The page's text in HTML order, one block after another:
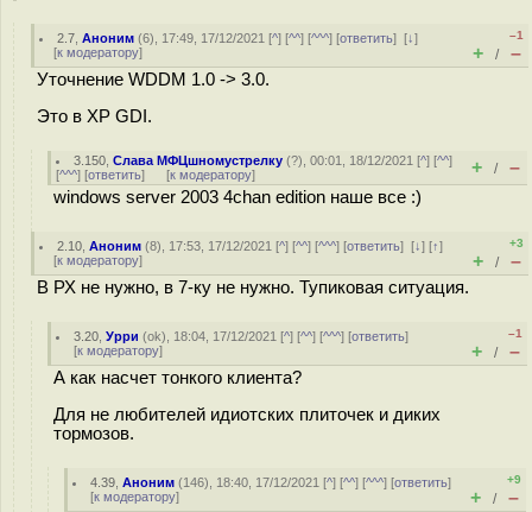
2.7 ,Аноним (6), 17:49, 17/12/2021 [^] [^^] [^^^] [ответить][↓]
[к модератору]
–1
+ / –
Уточнение WDDM 1.0 -> 3.0.
Это в XP GDI.
3.150 ,Слава МФЦшномустрелку (?), 00:01, 18/12/2021 [^] [^^]
[^^^] [ответить] [к модератору] + / –
windows server 2003 4chan edition наше все :)
2.10 ,Аноним (8), 17:53, 17/12/2021 [^] [^^] [^^^] [ответить][↓] [↑]
[к модератору]
+3
+ / –
В РХ не нужно, в 7-ку не нужно. Тупиковая ситуация.
3.20 ,Урри (ok), 18:04, 17/12/2021 [^] [^^] [^^^] [ответить]
[к модератору]
–1
+ / –
А как насчет тонкого клиента?
Для не любителей идиотских плиточек и диких
тормозов.
4.39 ,Аноним (146), 18:40, 17/12/2021 [^] [^^] [^^^] [ответить]
[к модератору]
+9
+ / –